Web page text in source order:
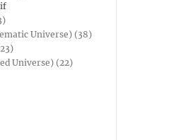
Universe) (38)
Universe) (22)